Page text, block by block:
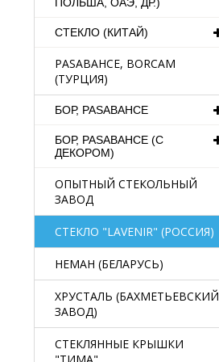
СТЕКЛО (КИТАЙ)
PASABAHCE, BORCAM
(ТУРЦИЯ)
БОР, PASABAHCE
БОР, PASABAHCE (С
ДЕКОРОМ)
ОПЫТНЫЙ СТЕКОЛЬНЫЙ
ЗАВОД
СТЕКЛО "LAVENIR" (РОССИЯ)
НЕМАН (БЕЛАРУСЬ)
ХРУСТАЛЬ (БАХМЕТЬЕВСКИЙ
ЗАВОД)
СТЕКЛЯННЫЕ КРЫШКИ